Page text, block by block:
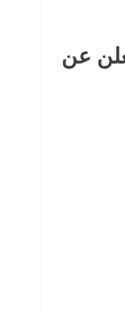
عن